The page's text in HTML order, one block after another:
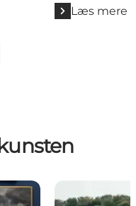
Læs mere
Kunsten